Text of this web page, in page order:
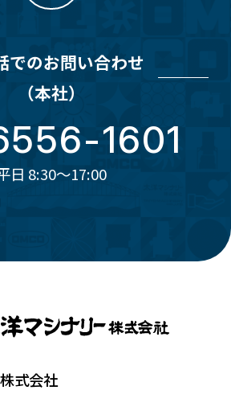
でのお問い合わせ
（本社）
1601
日 8:30～17:00
式会社